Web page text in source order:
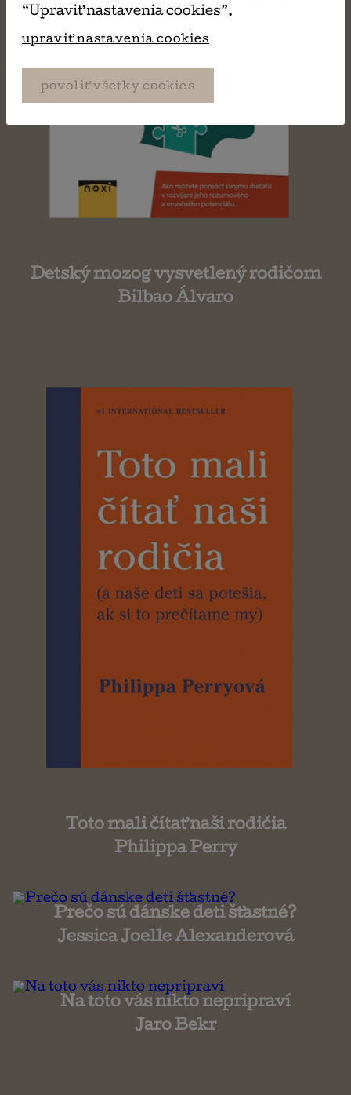
Detský mozog vysvetlený rodičom
Bilbao Álvaro
Toto mali čítať naši rodičia
Philippa Perry
Prečo sú dánske deti šťastné?
Jessica Joelle Alexanderová
Na toto vás nikto nepripraví
Jaro Bekr
“Upraviť nastavenia cookies”.
upraviť nastavenia cookies
povoliť všetky cookies